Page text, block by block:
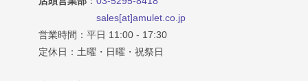
sales[at]amulet.co.jp
営業時間：平日 11:00 - 17:30
定休日：土曜・日曜・祝祭日